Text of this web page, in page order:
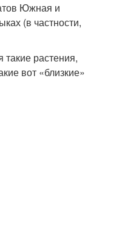
Южная и
(в частности,
растения,
вот «близкие»